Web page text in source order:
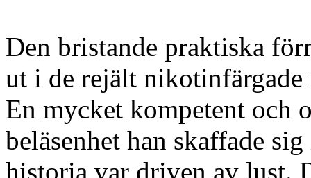
Den bristande praktiska
ut i de rejält nikotinfärgade
En mycket kompetent och
beläsenhet han skaffade
historia var driven av lust.